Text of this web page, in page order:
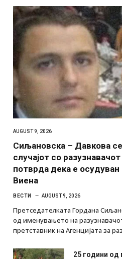
AUGUST 9, 2026
Сиљановска – Давкова
случајот со
потврда дека е
Виена
ВЕСТИ AUGUST 9, 2026
Претседателката Гордана
од именувањето на
претставник на Агенцијата за
25 години од